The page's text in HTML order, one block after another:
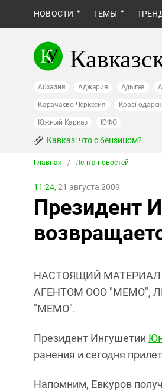
НОВОСТИ ТЕМЫ
Абхазия Аджария Адыгея
Карачаево-Черкесия
Южный Кавказ ЮФО
Кавказ: что с бензином?
Главная / Лента новостей
11:24, 21 августа 2009
Президент
НАСТОЯЩИЙ
АГЕНТОМ ООО "МЕМО",
"МЕМО".
Президент Ингушетии
ранения и сегодня
Напомним, Евкуров